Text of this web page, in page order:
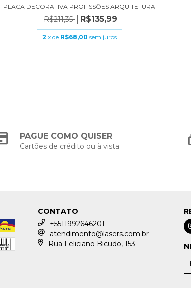
PLACA DECORATIVA PROFISSÕES ARQUITETURA
R$211,35 R$135,99
2 x de R$68,00 sem juros
PAGUE COMO QUISER
Cartões de crédito ou à vista
CONTATO
+5511992646201
atendimento@lasers.com.br
Rua Feliciano Bicudo, 153